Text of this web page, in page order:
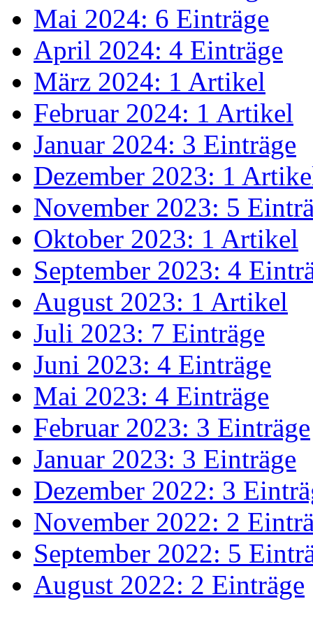
Mai 2024: 6 Einträge
April 2024: 4 Einträge
März 2024: 1 Artikel
Februar 2024: 1 Artikel
Januar 2024: 3 Einträge
Dezember 2023: 1
November 2023: 5
Oktober 2023: 1 Artikel
September 2023: 4
August 2023: 1 Artikel
Juli 2023: 7 Einträge
Juni 2023: 4 Einträge
Mai 2023: 4 Einträge
Februar 2023: 3 Einträge
Januar 2023: 3 Einträge
Dezember 2022: 3
November 2022: 2
September 2022: 5
August 2022: 2 Einträge